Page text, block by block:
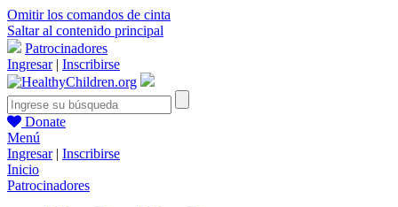
Omitir los comandos de cinta
Saltar al contenido principal
Patrocinadores
Ingresar| Inscribirse
Donate
Menú
Ingresar| Inscribirse
Inicio
Patrocinadores